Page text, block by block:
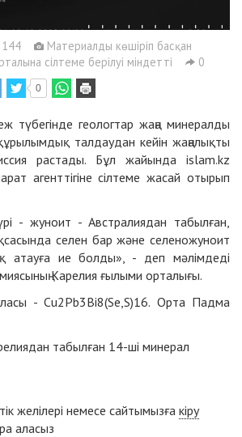
Материалды көшіріп басқан
сілтеме берілуі міндетті
0
0
түбегінде геологтар жаңа минералды
талдаудан кейін жаңалықты
растады. Бұл жайында islam.kz
агенттігіне сілтеме жасай отырып
- жуноит - Австралиядан табылған,
селен бар және селеножуноит
атауға ие болды», - деп мәлімдеді
Карелия ғылыми орталығы.
- Cu2Pb3Bi8(Se,S)16. Орта Падма
табылған 14-ші минерал
желілері немесе сайтымызға кіру
аласыз